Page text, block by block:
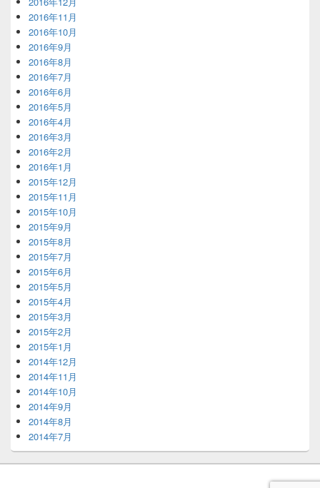
2016年11月
2016年10月
2016年9月
2016年8月
2016年7月
2016年6月
2016年5月
2016年4月
2016年3月
2016年2月
2016年1月
2015年12月
2015年11月
2015年10月
2015年9月
2015年8月
2015年7月
2015年6月
2015年5月
2015年4月
2015年3月
2015年2月
2015年1月
2014年12月
2014年11月
2014年10月
2014年9月
2014年8月
2014年7月